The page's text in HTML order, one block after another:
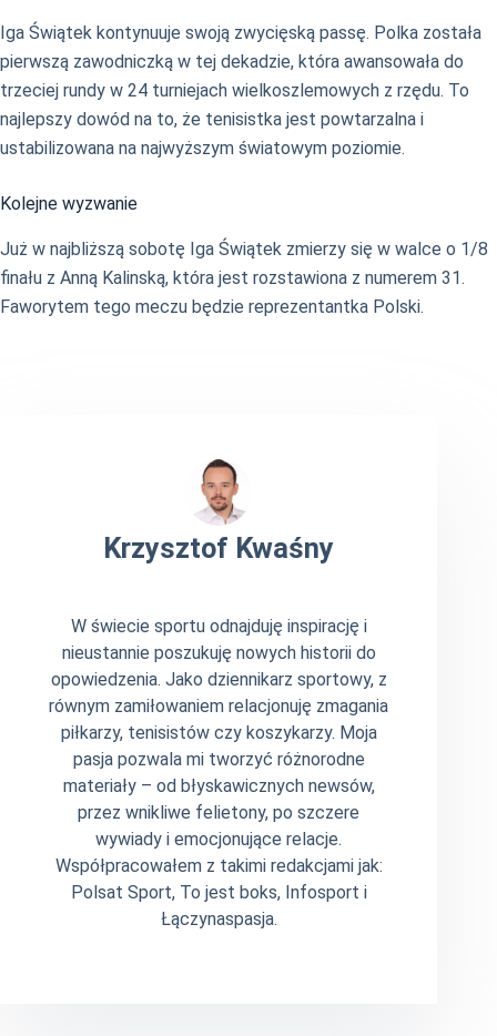
Iga Świątek kontynuuje swoją zwycięską passę. Polka została
pierwszą zawodniczką w tej dekadzie, która awansowała do
trzeciej rundy w 24 turniejach wielkoszlemowych z rzędu. To
najlepszy dowód na to, że tenisistka jest powtarzalna i
ustabilizowana na najwyższym światowym poziomie.
Kolejne wyzwanie
Już w najbliższą sobotę Iga Świątek zmierzy się w walce o 1/8
finału z Anną Kalinską, która jest rozstawiona z numerem 31.
Faworytem tego meczu będzie reprezentantka Polski.
Krzysztof Kwaśny
W świecie sportu odnajduję inspirację i
nieustannie poszukuję nowych historii do
opowiedzenia. Jako dziennikarz sportowy, z
równym zamiłowaniem relacjonuję zmagania
piłkarzy, tenisistów czy koszykarzy. Moja
pasja pozwala mi tworzyć różnorodne
materiały – od błyskawicznych newsów,
przez wnikliwe felietony, po szczere
wywiady i emocjonujące relacje.
Współpracowałem z takimi redakcjami jak:
Polsat Sport, To jest boks, Infosport i
Łączynaspasja.